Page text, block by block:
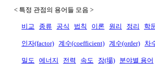
< 특정 관점의 용어들 모음 >
비교 종류 공식 법칙 이론 원리 정리 학
인자(factor) 계수(coefficient) 계수(order) 차
밀도 에너지 전력 속도 장(場) 분야별 용어